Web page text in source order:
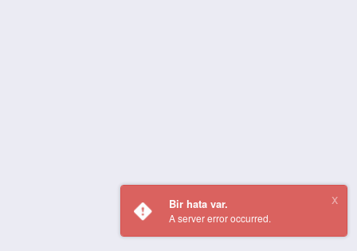
Bir hata var.
A server error occurred.